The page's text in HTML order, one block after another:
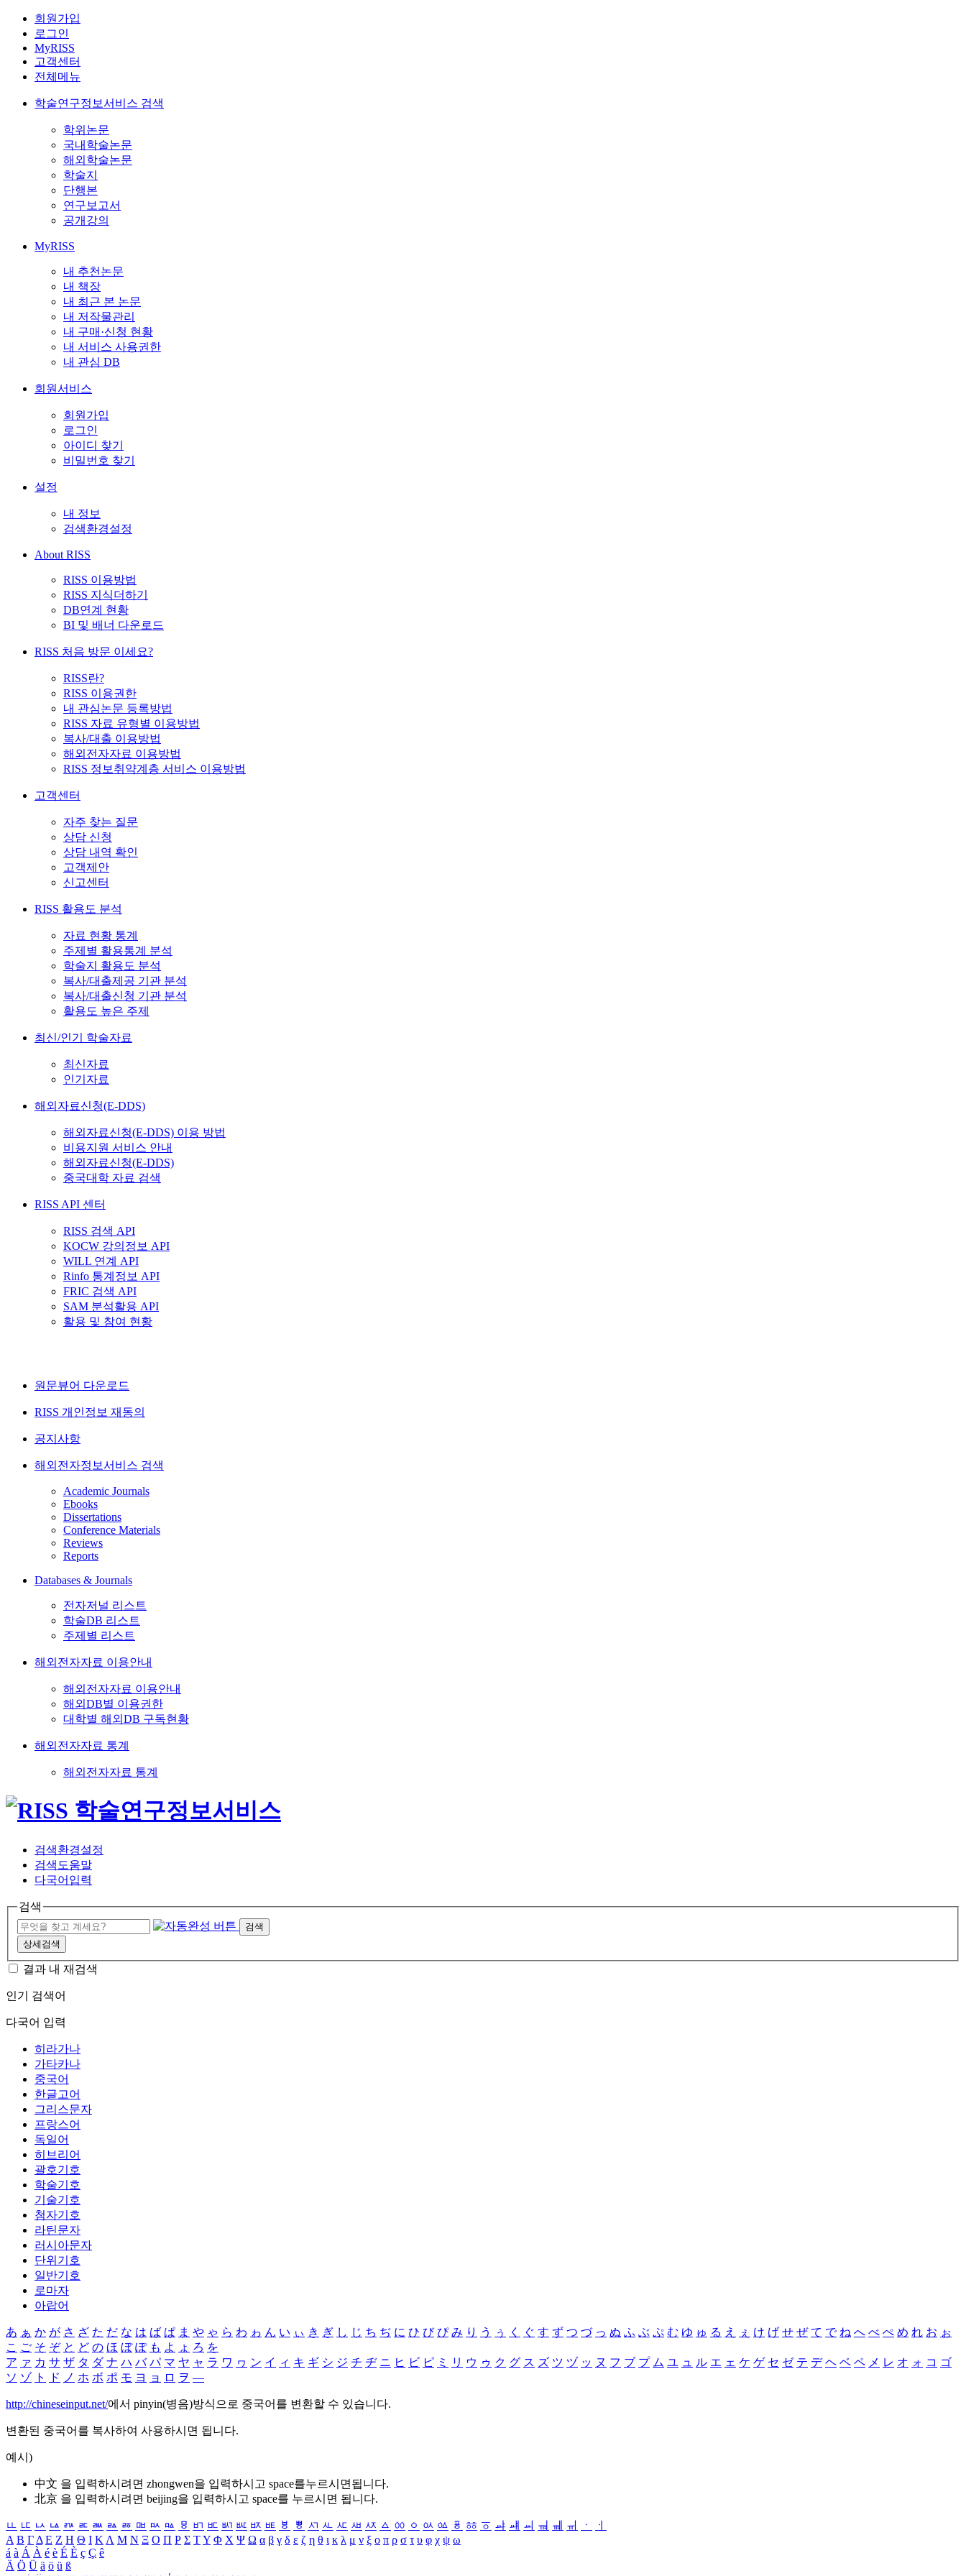
회원가입
로그인
MyRISS
고객센터
전체메뉴
학술연구정보서비스 검색
학위논문
국내학술논문
해외학술논문
학술지
단행본
연구보고서
공개강의
MyRISS
내 추천논문
내 책장
내 최근 본 논문
내 저작물관리
내 구매·신청 현황
내 서비스 사용권한
내 관심 DB
회원서비스
회원가입
로그인
아이디 찾기
비밀번호 찾기
설정
내 정보
검색환경설정
About RISS
RISS 이용방법
RISS 지식더하기
DB연계 현황
BI 및 배너 다운로드
RISS 처음 방문 이세요?
RISS란?
RISS 이용권한
내 관심논문 등록방법
RISS 자료 유형별 이용방법
복사/대출 이용방법
해외전자자료 이용방법
RISS 정보취약계층 서비스 이용방법
고객센터
자주 찾는 질문
상담 신청
상담 내역 확인
고객제안
신고센터
RISS 활용도 분석
자료 현황 통계
주제별 활용통계 분석
학술지 활용도 분석
복사/대출제공 기관 분석
복사/대출신청 기관 분석
활용도 높은 주제
최신/인기 학술자료
최신자료
인기자료
해외자료신청(E-DDS)
해외자료신청(E-DDS) 이용 방법
비용지원 서비스 안내
해외자료신청(E-DDS)
중국대학 자료 검색
RISS API 센터
RISS 검색 API
KOCW 강의정보 API
WILL 연계 API
Rinfo 통계정보 API
FRIC 검색 API
SAM 분석활용 API
활용 및 참여 현황
원문뷰어 다운로드
RISS 개인정보 재동의
공지사항
해외전자정보서비스 검색
Academic Journals
Ebooks
Dissertations
Conference Materials
Reviews
Reports
Databases & Journals
전자저널 리스트
학술DB 리스트
주제별 리스트
해외전자자료 이용안내
해외전자자료 이용안내
해외DB별 이용권한
대학별 해외DB 구독현황
해외전자자료 통계
해외전자자료 통계
검색환경설정
검색도움말
다국어입력
검색
검색
상세검색
결과 내 재검색
인기 검색어
다국어 입력
히라가나
가타카나
중국어
한글고어
그리스문자
프랑스어
독일어
히브리어
괄호기호
학술기호
기술기호
첨자기호
라틴문자
러시아문자
단위기호
일반기호
로마자
아랍어
あ ぁ か が さ ざ た だ な は ば ぱ ま や ゃ ら わ ゎ ん い ぃ き ぎ し じ ち ぢ に ひ び ぴ み り う ぅ く ぐ す ず つ づ っ ぬ ふ ぶ ぷ む ゆ ゅ る え ぇ け げ せ ぜ て で ね へ べ ぺ め れ お ぉ
こ ご そ ぞ と ど の ほ ぼ ぽ も よ ょ ろ を
ア ァ カ サ ザ タ ダ ナ ハ バ パ マ ヤ ャ ラ ワ ヮ ン イ ィ キ ギ シ ジ チ ヂ ニ ヒ ビ ピ ミ リ ウ ゥ ク グ ス ズ ツ ヅ ッ ヌ フ ブ プ ム ユ ュ ル エ ェ ケ ゲ セ ゼ テ デ ヘ ベ ペ メ レ オ ォ コ ゴ
ソ ゾ ト ド ノ ホ ボ ポ モ ヨ ョ ロ ヲ ―
http://chineseinput.net/에서 pinyin(병음)방식으로 중국어를 변환할 수 있습니다.
변환된 중국어를 복사하여 사용하시면 됩니다.
예시)
中文 을 입력하시려면 zhongwen을 입력하시고 space를누르시면됩니다.
北京 을 입력하시려면 beijing을 입력하시고 space를 누르시면 됩니다.
ㅥ ㅦ ㅧ ㅨ ㅩ ㅪ ㅫ ㅬ ㅭ ㅮ ㅯ ㅰ ㅱ ㅲ ㅳ ㅴ ㅵ ㅶ ㅷ ㅸ ㅹ ㅺ ㅻ ㅼ ㅽ ㅾ ㅿ ㆀ ㆁ ㆂ ㆃ ㆄ ㆅ ㆆ ㆇ ㆈ ㆉ ㆊ ㆋ ㆌ ㆍ
ㆎ
Α Β ΓΔ Ε Ζ Η Θ Ι ΚΛ Μ Ν Ξ Ο Π Ρ Σ ΤΥ Φ Χ Ψ Ω α β γ δ ε ζ η θ ι κ λ μ ν ξ ο π ρ σ τ υ φ χ ψ ω
á à Á À é è É È ç Ç ê
Ä Ö Ü ä ö ü ß